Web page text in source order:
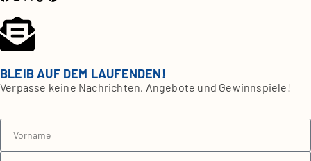
BLEIB AUF DEM LAUFENDEN!
Ver­pas­se kei­ne Nach­rich­ten, Ange­bo­te und Gewinn­spie­le!